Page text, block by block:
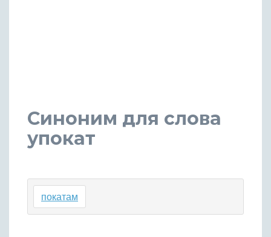
Синоним для слова
упокат
покатам